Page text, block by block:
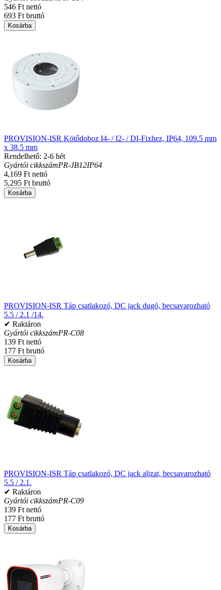
546 Ft nettó
693 Ft bruttó
Kosárba
PROVISION-ISR Kötődoboz I4- / I2- / DI-Fixhez, IP64, 109.5 mm
x 38.5 mm
Rendelhető: 2-6 hét
Gyártói cikkszámPR-JB12IP64
4,169 Ft nettó
5,295 Ft bruttó
Kosárba
PROVISION-ISR Táp csatlakozó, DC jack dugó, becsavarozható
5.5 / 2.1 /14.
✔ Raktáron
Gyártói cikkszámPR-C08
139 Ft nettó
177 Ft bruttó
Kosárba
PROVISION-ISR Táp csatlakozó, DC jack aljzat, becsavarozható
5.5 / 2.1.
✔ Raktáron
Gyártói cikkszámPR-C09
139 Ft nettó
177 Ft bruttó
Kosárba